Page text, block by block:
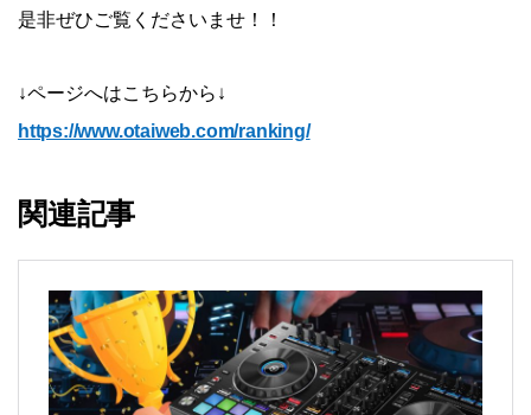
是非ぜひご覧くださいませ！！
↓ページへはこちらから↓
https://www.otaiweb.com/ranking/
関連記事